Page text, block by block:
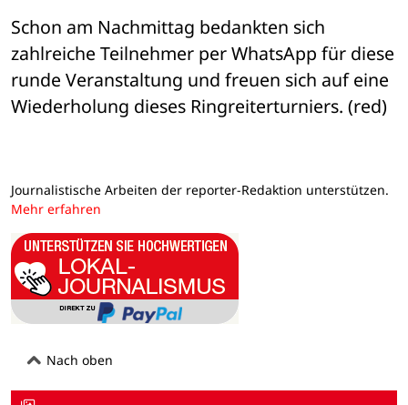
Schon am Nachmittag bedankten sich
zahlreiche Teilnehmer per WhatsApp für diese
runde Veranstaltung und freuen sich auf eine
Wiederholung dieses Ringreiterturniers. (red)
Journalistische Arbeiten der reporter-Redaktion unterstützen.
Mehr erfahren
Nach oben